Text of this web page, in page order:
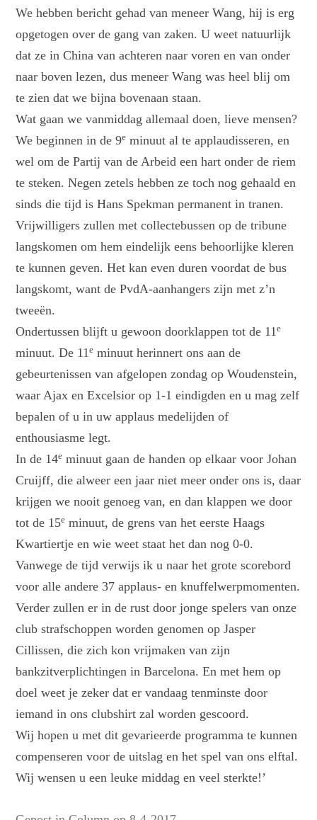
We hebben bericht gehad van meneer Wang, hij is erg
opgetogen over de gang van zaken. U weet natuurlijk
dat ze in China van achteren naar voren en van onder
naar boven lezen, dus meneer Wang was heel blij om
te zien dat we bijna bovenaan staan.
Wat gaan we vanmiddag allemaal doen, lieve mensen?
We beginnen in de 9e minuut al te applaudisseren, en
wel om de Partij van de Arbeid een hart onder de riem
te steken. Negen zetels hebben ze toch nog gehaald en
sinds die tijd is Hans Spekman permanent in tranen.
Vrijwilligers zullen met collectebussen op de tribune
langskomen om hem eindelijk eens behoorlijke kleren
te kunnen geven. Het kan even duren voordat de bus
langskomt, want de PvdA-aanhangers zijn met z’n
tweeën.
Ondertussen blijft u gewoon doorklappen tot de 11e
minuut. De 11e minuut herinnert ons aan de
gebeurtenissen van afgelopen zondag op Woudenstein,
waar Ajax en Excelsior op 1-1 eindigden en u mag zelf
bepalen of u in uw applaus medelijden of
enthousiasme legt.
In de 14e minuut gaan de handen op elkaar voor Johan
Cruijff, die alweer een jaar niet meer onder ons is, daar
krijgen we nooit genoeg van, en dan klappen we door
tot de 15e minuut, de grens van het eerste Haags
Kwartiertje en wie weet staat het dan nog 0-0.
Vanwege de tijd verwijs ik u naar het grote scorebord
voor alle andere 37 applaus- en knuffelwerpmomenten.
Verder zullen er in de rust door jonge spelers van onze
club strafschoppen worden genomen op Jasper
Cillissen, die zich kon vrijmaken van zijn
bankzitverplichtingen in Barcelona. En met hem op
doel weet je zeker dat er vandaag tenminste door
iemand in ons clubshirt zal worden gescoord.
Wij hopen u met dit gevarieerde programma te kunnen
compenseren voor de uitslag en het spel van ons elftal.
Wij wensen u een leuke middag en veel sterkte!’